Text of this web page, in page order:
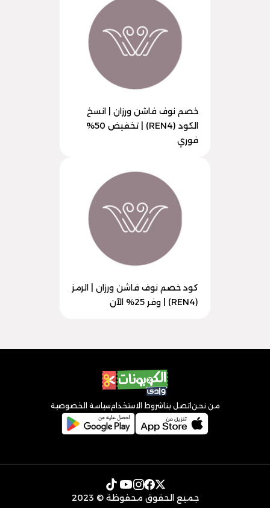
خصم نوف فاشن ورزان | انسخ
الكود (REN4) | تخفيض 50%
فوري
كود خصم نوف فاشن ورزان | الرمز
(REN4) | وفر 25% الآن
من نحن اتصل بنا شروط الاستخدامسياسة الخصوصية
جميع الحقوق محفوظة © 2023